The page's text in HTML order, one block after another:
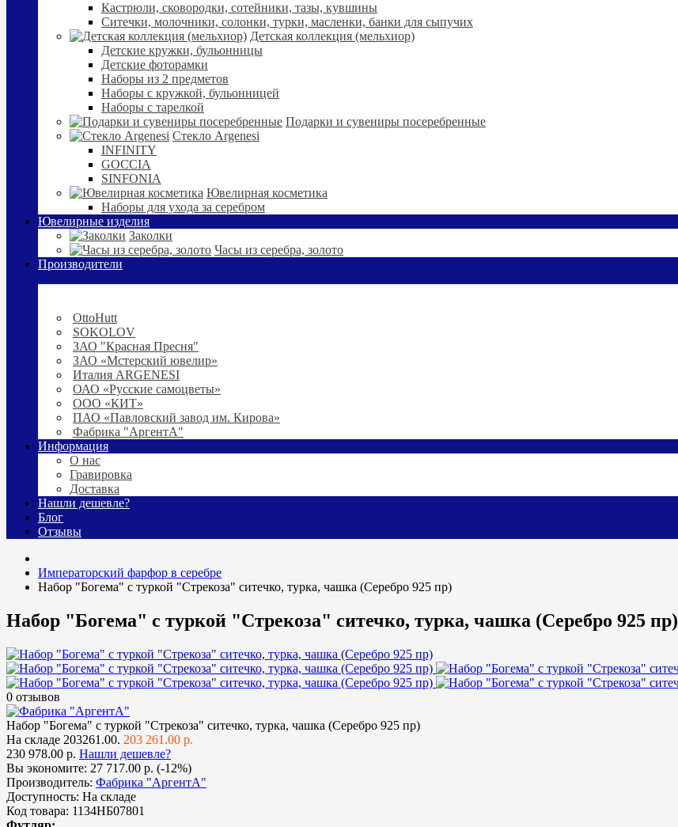
Кастрюли, сковородки, сотейники, тазы, кувшины
Ситечки, молочники, солонки, турки, масленки, банки для сыпучих
Детская коллекция (мельхиор)
Детские кружки, бульонницы
Детские фоторамки
Наборы из 2 предметов
Наборы с кружкой, бульонницей
Наборы с тарелкой
Подарки и сувениры посеребренные
Стекло Argenesi
INFINITY
GOCCIA
SINFONIA
Ювелирная косметика
Наборы для ухода за серебром
Ювелирные изделия
Заколки
Часы из серебра, золото
Производители
OttoHutt
SOKOLOV
ЗАО "Красная Пресня"
ЗАО «Мстерский ювелир»
Италия ARGENESI
ОАО «Русские самоцветы»
ООО «КИТ»
ПАО «Павловский завод им. Кирова»
Фабрика "АргентА"
Информация
О нас
Гравировка
Доставка
Нашли дешевле?
Блог
Отзывы
Императорский фарфор в серебре
Набор "Богема" с туркой "Стрекоза" ситечко, турка, чашка (Серебро 925 пр)
Набор "Богема" с туркой "Стрекоза" ситечко, турка, чашка (Серебро 925 пр)
0 отзывов
Набор "Богема" с туркой "Стрекоза" ситечко, турка, чашка (Серебро 925 пр)
На складе 203261.00. 203 261.00 р.
230 978.00 р. Нашли дешевле?
Вы экономите: 27 717.00 р. (-12%)
Производитель: Фабрика "АргентА"
Доступность: На складе
Код товара: 1134НБ07801